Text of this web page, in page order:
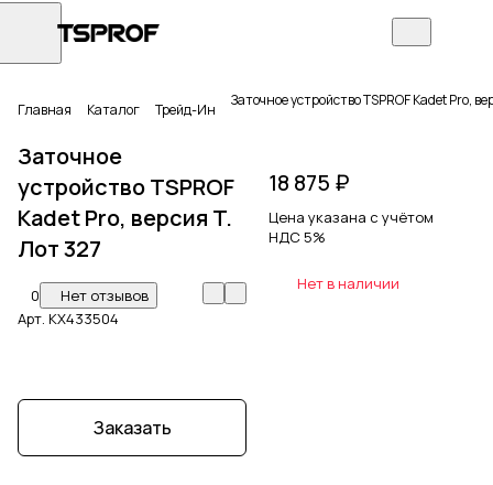
Главная Каталог Трейд-Ин Заточное устройство TSPROF Kadet Pro,
Заточное
устройство TSPROF
Kadet Pro, версия T.
Лот 327
0
Нет отзывов
Арт. KX433504
Заказать
18 875 ₽
Цена указана с учётом
НДС 5%
Нет в наличии